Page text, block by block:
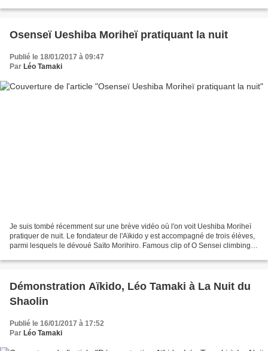
Osenseï Ueshiba Moriheï pratiquant la nuit
Publié le 18/01/2017 à 09:47
Par Léo Tamaki
Je suis tombé récemment sur une brève vidéo où l'on voit Ueshiba Moriheï
pratiquer de nuit. Le fondateur de l'Aïkido y est accompagné de trois élèves,
parmi lesquels le dévoué Saïto Morihiro. Famous clip of O Sensei climbing to
Démonstration Aïkido, Léo Tamaki à La Nuit du
Shaolin
Publié le 16/01/2017 à 17:52
Par Léo Tamaki